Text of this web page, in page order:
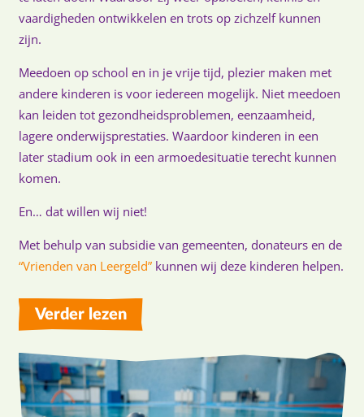
vaardigheden ontwikkelen en trots op zichzelf kunnen
zijn.
Meedoen op school en in je vrije tijd, plezier maken met
andere kinderen is voor iedereen mogelijk. Niet meedoen
kan leiden tot gezondheidsproblemen, eenzaamheid,
lagere onderwijsprestaties. Waardoor kinderen in een
later stadium ook in een armoedesituatie terecht kunnen
komen.
En… dat willen wij niet!
Met behulp van subsidie van gemeenten, donateurs en de
“Vrienden van Leergeld”kunnen wij deze kinderen helpen.
Verder lezen